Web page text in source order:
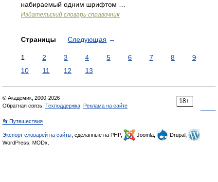
набираемый одним шрифтом …
Издательский словарь-справочник
Страницы Следующая →
1 2 3 4 5 6 7 8
9
10
11 12 13
18+
© Академик, 2000-2026
Обратная связь: Техподдержка Реклама на сайте
👣 Путешествия
Экспорт словарей на сайты , сделанные на PHP, Joomla,
Drupal,
WordPress, MODx.